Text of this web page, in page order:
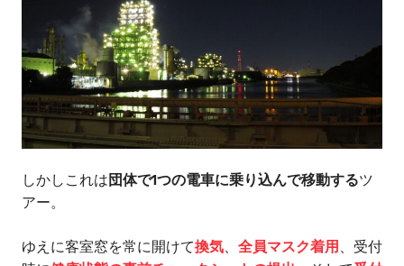
しかしこれは団体で1つの電車に乗り込んで移動するツ
アー。
ゆえに客室窓を常に開けて換気、 全員マスク着用、受付